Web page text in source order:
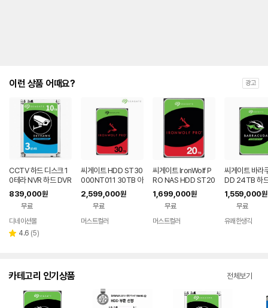
이런 상품 어때요? 광고
CCTV 하드 디스크 1
0테라 NVR 하드 DVR
HDD 10TB 씨게이트
스카이호크
839,000원
무료
디네이션몰
별 4.6 리
(5)
씨게이트 HDD ST30
000NT011 30TB 아
이언울프 프로 나스용
하드디스크
2,599,000원
무료
머스트컬러
씨게이트 IronWolf P
RO NAS HDD ST20
000NT001 20TB
하드디스크
1,699,000원
무료
머스트컬러
씨게이트 바라
DD 24TB 하
크 데스크탑
000DM001
1,559,000원
무료
유쾌한생각
카테고리 인기상품 전체보기